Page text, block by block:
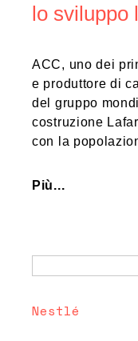
lo sviluppo
ACC, uno dei
e produttore di
del gruppo
costruzione
con la
Più...
Nestlé